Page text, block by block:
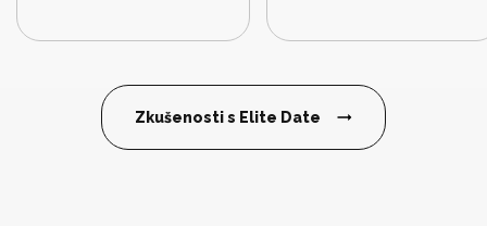
Zkušenosti s Elite Date